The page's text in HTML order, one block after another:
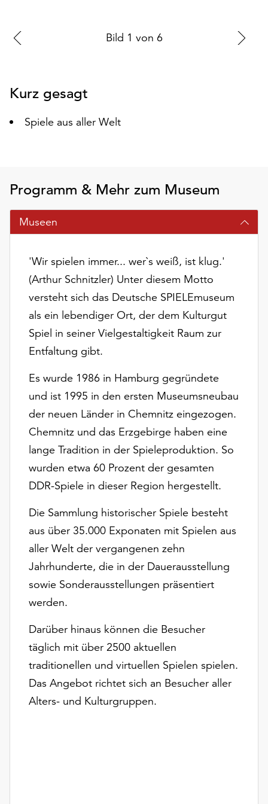
akzeptieren“,
zu
Sie
ändern
widerrufen.
Dafür
Ihnen
Ende
Seite
Schaltfläche
„Cookie-
Einstellungen“
Verfügung.
Funktionale
Cookies
werden
auch
ohne
Einverständnis
weiterhin
Möchten
verwendeten
Cookies
erreichen
Einstellungen
über
Schaltfläche
Bild 1 von 6
Kurz gesagt
Spiele aus aller Welt
Programm & Mehr zum Museum
Museen
'Wir spielen immer... wer`s weiß, ist klug.'
(Arthur Schnitzler) Unter diesem Motto
versteht sich das Deutsche SPIELEmuseum
als ein lebendiger Ort, der dem Kulturgut
Spiel in seiner Vielgestaltigkeit Raum zur
Entfaltung gibt.
Es wurde 1986 in Hamburg gegründete
und ist 1995 in den ersten Museumsneubau
der neuen Länder in Chemnitz eingezogen.
Chemnitz und das Erzgebirge haben eine
lange Tradition in der Spieleproduktion. So
wurden etwa 60 Prozent der gesamten
DDR-Spiele in dieser Region hergestellt.
Die Sammlung historischer Spiele besteht
aus über 35.000 Exponaten mit Spielen aus
aller Welt der vergangenen zehn
Jahrhunderte, die in der Dauerausstellung
sowie Sonderausstellungen präsentiert
werden.
Darüber hinaus können die Besucher
täglich mit über 2500 aktuellen
traditionellen und virtuellen Spielen spielen.
Das Angebot richtet sich an Besucher aller
Alters- und Kulturgruppen.